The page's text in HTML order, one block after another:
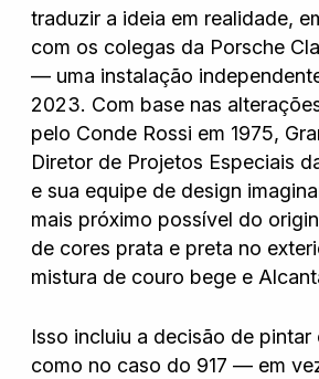
traduzir a ideia em realidade,
com os colegas da Porsche
— uma instalação
2023. Com base nas
pelo Conde Rossi em 1975,
Diretor de Projetos Especiais
e sua equipe de design
mais próximo possível do
de cores prata e preta no
mistura de couro bege e
Isso incluiu a decisão de
como no caso do 917 — em